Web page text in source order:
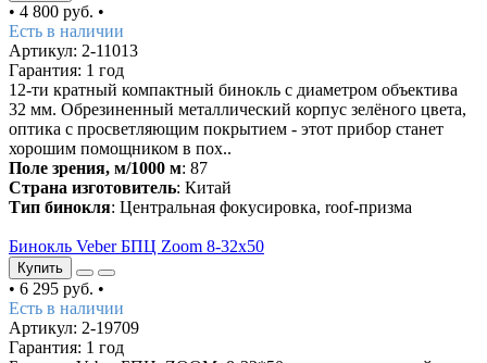
• 4 800 руб. •
Есть в наличии
Артикул: 2-11013
Гарантия: 1 год
12-ти кратный компактный бинокль с диаметром объектива
32 мм. Обрезиненный металлический корпус зелёного цвета,
оптика с просветляющим покрытием - этот прибор станет
хорошим помощником в пох..
Поле зрения, м/1000 м: 87
Страна изготовитель: Китай
Тип бинокля: Центральная фокусировка, roof-призма
Бинокль Veber БПЦ Zoom 8-32x50
Купить
• 6 295 руб. •
Есть в наличии
Артикул: 2-19709
Гарантия: 1 год